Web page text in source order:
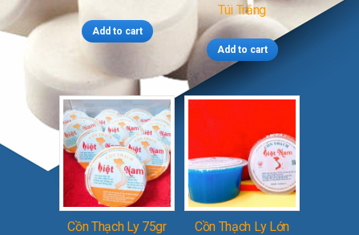
Add to cart
Túi Trắng
Add to cart
Cồn Thạch Ly 75gr
Cồn Thạch Ly Lớn